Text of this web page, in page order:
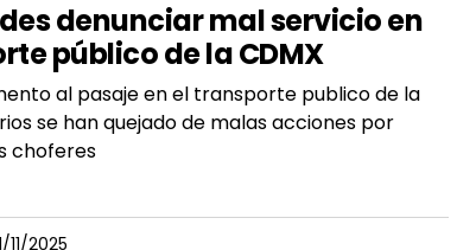
denunciar mal servicio en
público de la CDMX
al pasaje en el transporte publico de la
se han quejado de malas acciones por
choferes
11/2025